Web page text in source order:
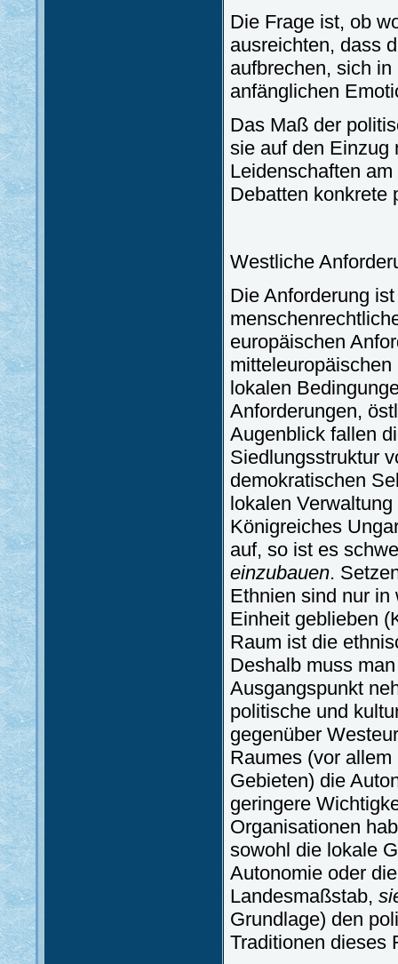
Die Frage ist, ob
ausreichten, dass
aufbrechen, sich
anfänglichen
Das Maß der
sie auf den Einzug
Leidenschaften
Debatten konkrete
Westliche
Die Anforderung
europäischen
lokalen
Anforderungen,
Augenblick fallen
Siedlungsstruktur
demokratischen
lokalen
Königreiches
auf, so ist es
einzubauen.
Ethnien sind nur in
Einheit geblieben
Raum ist die
Deshalb muss
Ausgangspunkt
politische und
gegenüber
Raumes (vor
Gebieten) die
geringere
Organisationen
sowohl die lokale
Autonomie oder
Landesmaßstab,
Grundlage) den
Traditionen dieses